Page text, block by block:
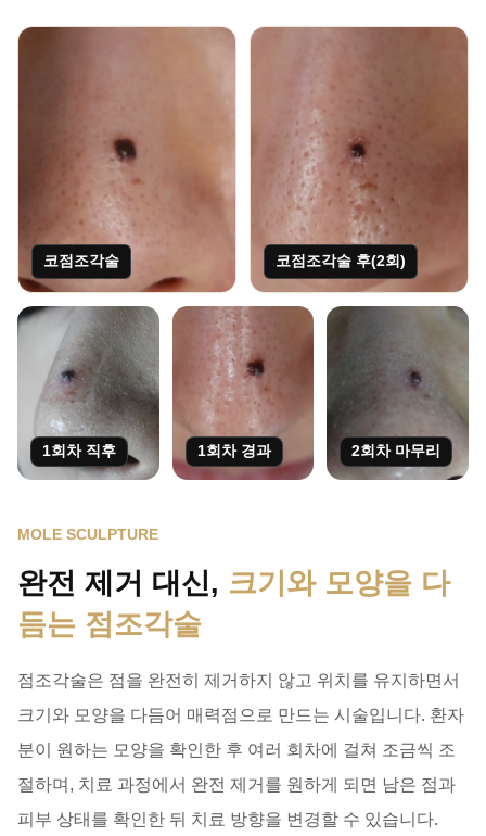
코점조각술 코점조각술 후(2회)
1회차 직후 1회차 경과 2회차 마무리
MOLE SCULPTURE
완전 제거 대신, 크기와 모양을 다
듬는 점조각술
점조각술은 점을 완전히 제거하지 않고 위치를 유지하면서
크기와 모양을 다듬어 매력점으로 만드는 시술입니다. 환자
분이 원하는 모양을 확인한 후 여러 회차에 걸쳐 조금씩 조
절하며, 치료 과정에서 완전 제거를 원하게 되면 남은 점과
피부 상태를 확인한 뒤 치료 방향을 변경할 수 있습니다.